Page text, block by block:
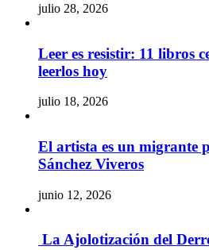
julio 28, 2026
Leer es resistir: 11 libros
leerlos hoy
julio 18, 2026
El artista es un migrante
Sánchez Viveros
junio 12, 2026
La Ajolotización del